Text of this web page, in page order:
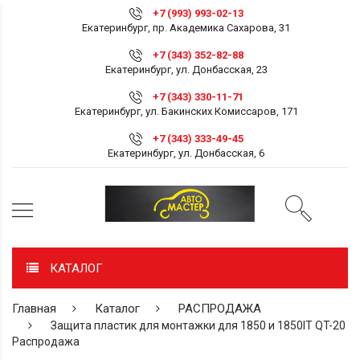
+7 (993) 993-02-13
Екатеринбург, пр. Академика Сахарова, 31
+7 (343) 352-82-88
Екатеринбург, ул. Донбасская, 23
+7 (343) 330-11-71
Екатеринбург, ул. Бакинских Комиссаров, 171
+7 (343) 333-49-45
Екатеринбург, ул. Донбасская, 6
КАТАЛОГ
Главная Каталог РАСПРОДАЖА
Защита пластик для монтажки для 1850 и 1850IT QT-20
Распродажа